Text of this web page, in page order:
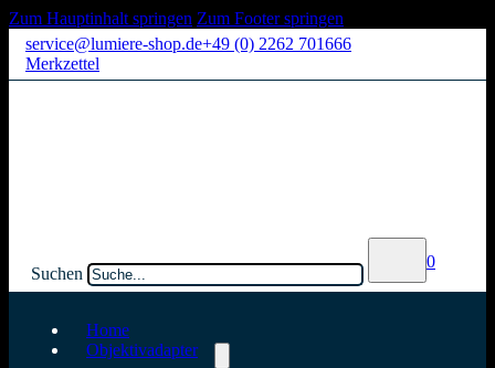
Zum Hauptinhalt springen Zum Footer springen
service@lumiere-shop.de+49 (0) 2262 701666
Merkzettel
Suchen
0
Home
Objektivadapter